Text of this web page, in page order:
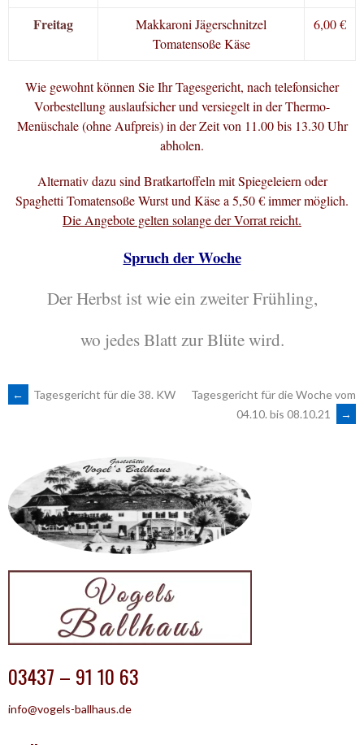
Freitag
Makkaroni Jägerschnitzel
Tomatensoße Käse
6,00 €
Wie gewohnt können Sie Ihr Tagesgericht, nach telefonsicher
Vorbestellung auslaufsicher und versiegelt in der Thermo-
Menüschale (ohne Aufpreis) in der Zeit von 11.00 bis 13.30 Uhr
abholen.
Alternativ dazu sind Bratkartoffeln mit Spiegeleiern oder
Spaghetti Tomatensoße Wurst und Käse a 5,50 € immer möglich.
Die Angebote gelten solange der Vorrat reicht.
Spruch der Woche
Der Herbst ist wie ein zweiter Frühling,
wo jedes Blatt zur Blüte wird.
ARTIKEL-
NAVIGATION
← Tagesgericht für die 38. KW
Tagesgericht für die Woche vom
04.10. bis 08.10.21
→
03437 – 91 10 63
info@vogels-ballhaus.de